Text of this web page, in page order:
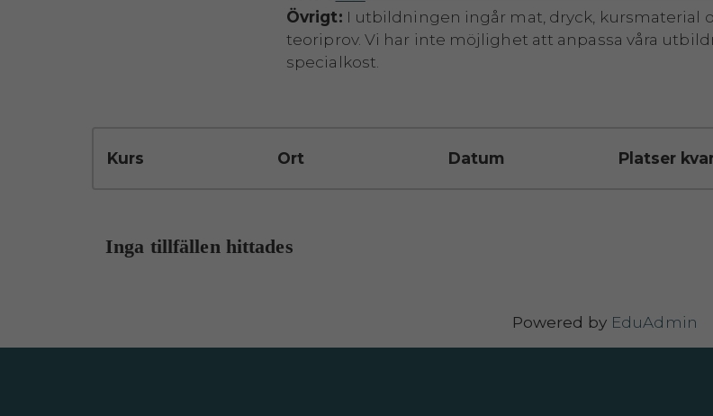
Övrigt: I utbildningen ingår mat, dryck, kursmaterial
teoriprov. Vi har inte möjlighet att anpassa våra
specialkost.
Kurs Ort Datum Platser
Inga tillfällen hittades
Powered by EduAdmin